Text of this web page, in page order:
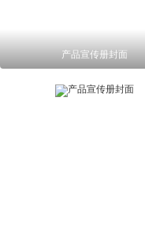
产品宣传册封面